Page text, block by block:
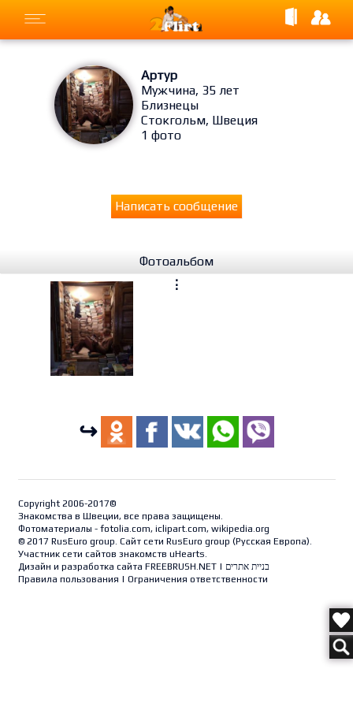
Артур
Мужчина, 35 лет
Близнецы
Стокгольм, Швеция
1 фото
Написать сообщение
Фотоальбом
⋮
↪
Copyright 2006-2017©
Знакомства в Швеции, все права защищены.
Фотоматериалы - fotolia.com, iclipart.com, wikipedia.org
© 2017 RusEuro group. Сайт сети RusEuro group (Русская Европа).
Участник сети сайтов знакомств uHearts.
Дизайн и разработка сайта FREEBRUSH.NET| בניית אתרים
Правила пользования | Ограничения ответственности